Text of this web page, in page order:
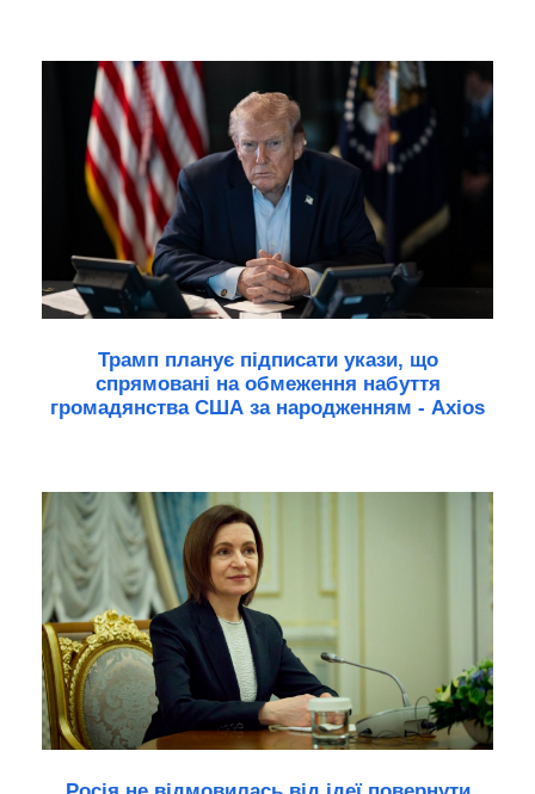
Трамп планує підписати укази, що
спрямовані на обмеження набуття
громадянства США за народженням - Axios